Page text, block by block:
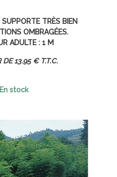
TRÈS BIEN
OMBRAGÉES.
ADULTE : 1 M
13.95 € T.T.C.
En stock